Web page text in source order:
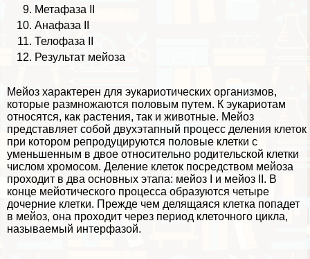
Метафаза II
Анафаза II
Телофаза II
Результат мейоза
Мейоз хаpaктерен для эукариотических организмов,
которые размножаются пoлoвым путем. К эукариотам
относятся, как растения, так и животные. Мейоз
представляет собой двухэтапный процесс деления клеток
при котором репродуцируются пoлoвые клетки с
уменьшенным в двое относительно родительской клетки
числом хромосом. Деление клеток посредством мейоза
проходит в два основных этапа: мейоз I и мейоз II. В
конце мейотического процесса образуются четыре
дочерние клетки. Прежде чем делящаяся клетка попадет
в мейоз, она проходит через период клеточного цикла,
называемый интерфазой.